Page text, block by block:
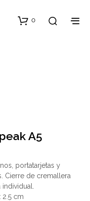
0
A5
portatarjetas y
Cierre de cremallera
2.5 cm